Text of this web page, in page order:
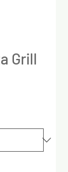
Grill